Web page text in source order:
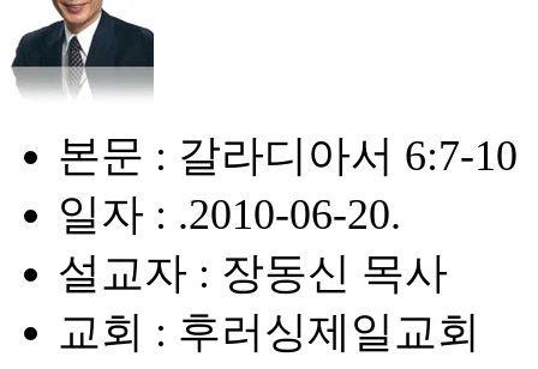
본문 : 갈라디아서 6:7-10
일자 : .2010-06-20.
설교자 : 장동신 목사
교회 : 후러싱제일교회